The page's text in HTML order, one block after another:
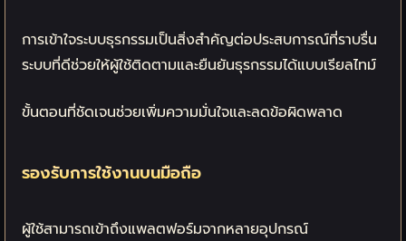
การเข้าใจระบบธุรกรรมเป็นสิ่งสำคัญต่อประสบการณ์ที่ราบรื่น
ระบบที่ดีช่วยให้ผู้ใช้ติดตามและยืนยันธุรกรรมได้แบบเรียลไทม์
ขั้นตอนที่ชัดเจนช่วยเพิ่มความมั่นใจและลดข้อผิดพลาด
รองรับการใช้งานบนมือถือ
ผู้ใช้สามารถเข้าถึงแพลตฟอร์มจากหลายอุปกรณ์